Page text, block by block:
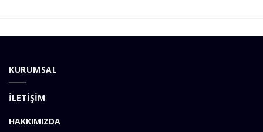
KURUMSAL
İLETİŞİM
HAKKIMIZDA